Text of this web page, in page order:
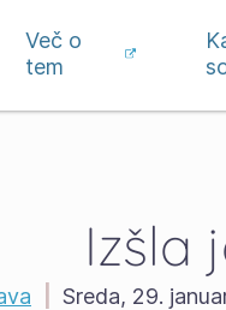
Več o
tem
Izšla
Sreda, 29.